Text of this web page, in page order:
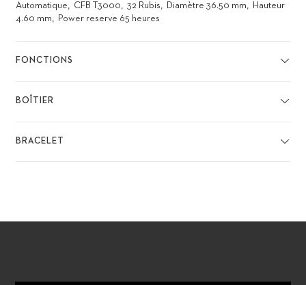
Automatique CFB T3000 32 Rubis Diamètre 36.50 mm
Hauteur
4.60 mm
Power reserve 65 heures
FONCTIONS
BOÎTIER
BRACELET